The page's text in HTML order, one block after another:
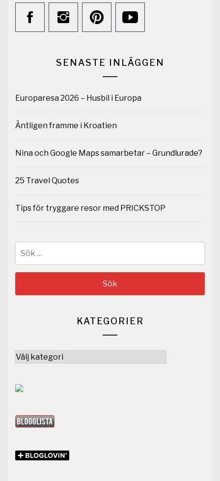
SENASTE INLÄGGEN
Europaresa 2026 – Husbil i Europa
Äntligen framme i Kroatien
Nina och Google Maps samarbetar – Grundlurade?
25 Travel Quotes
Tips för tryggare resor med PRICKSTOP
KATEGORIER
Kategorier